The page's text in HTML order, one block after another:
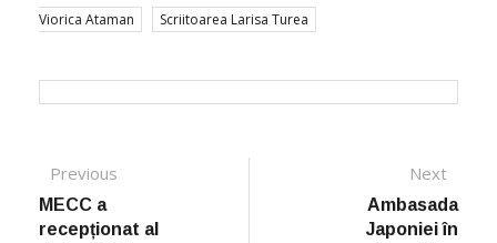
Viorica Ataman Scriitoarea Larisa Turea
Post navigation
Previous
MECC a
recepționat al
Next
post:
Ambasada
Japoniei în